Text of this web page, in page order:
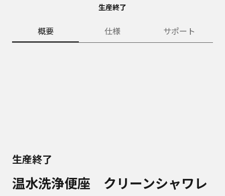
生産終了
概要 仕様 サポート
生産終了
温水洗浄便座 クリーンシャワレ